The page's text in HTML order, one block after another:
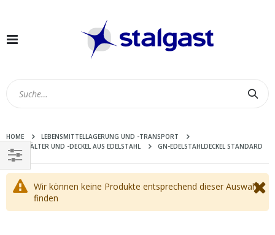
Navigation
HOME
LEBENSMITTELLAGERUNG UND -TRANSPORT
GN-BEHÄLTER UND -DECKEL AUS EDELSTAHL
GN-EDELSTAHLDECKEL STANDARD
Wir können keine Produkte entsprechend dieser Auswahl
finden
EINKAUFEN
NACH